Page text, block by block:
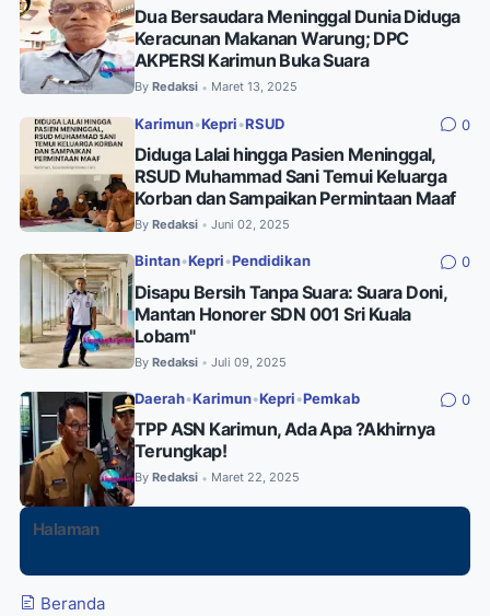
Dua Bersaudara Meninggal Dunia Diduga
Keracunan Makanan Warung; DPC
AKPERSI Karimun Buka Suara
By Redaksi • Maret 13, 2025
Karimun•Kepri •RSUD 0
Diduga Lalai hingga Pasien Meninggal,
RSUD Muhammad Sani Temui Keluarga
Korban dan Sampaikan Permintaan Maaf
By Redaksi • Juni 02, 2025
Bintan•Kepri •Pendidikan 0
Disapu Bersih Tanpa Suara: Suara Doni,
Mantan Honorer SDN 001 Sri Kuala
Lobam"
By Redaksi • Juli 09, 2025
Daerah•Karimun•Kepri •Pemkab 0
TPP ASN Karimun, Ada Apa ?Akhirnya
Terungkap!
By Redaksi • Maret 22, 2025
Halaman
Beranda